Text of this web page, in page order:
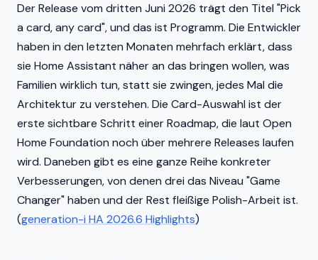
Der Release vom dritten Juni 2026 trägt den Titel "Pick
a card, any card", und das ist Programm. Die Entwickler
haben in den letzten Monaten mehrfach erklärt, dass
sie Home Assistant näher an das bringen wollen, was
Familien wirklich tun, statt sie zwingen, jedes Mal die
Architektur zu verstehen. Die Card-Auswahl ist der
erste sichtbare Schritt einer Roadmap, die laut Open
Home Foundation noch über mehrere Releases laufen
wird. Daneben gibt es eine ganze Reihe konkreter
Verbesserungen, von denen drei das Niveau "Game
Changer" haben und der Rest fleißige Polish-Arbeit ist.
(generation-i HA 2026.6 Highlights)